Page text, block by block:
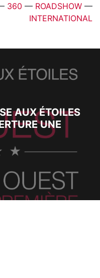
360 — ROADSHOW —
INTERNATIONAL
AUX ÉTOILES
UNE